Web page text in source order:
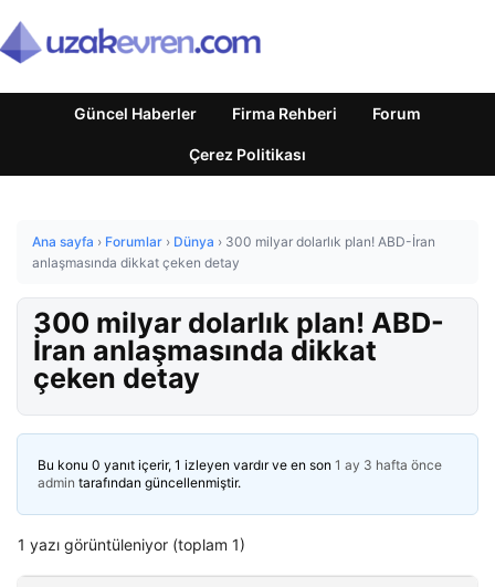
Güncel Haberler Firma Rehberi Forum
Çerez Politikası
Ana sayfa › Forumlar › Dünya › 300 milyar dolarlık plan! ABD-İran
anlaşmasında dikkat çeken detay
300 milyar dolarlık plan! ABD-
İran anlaşmasında dikkat
çeken detay
Bu konu 0 yanıt içerir, 1 izleyen vardır ve en son 1 ay 3 hafta önce
admin tarafından güncellenmiştir.
1 yazı görüntüleniyor (toplam 1)